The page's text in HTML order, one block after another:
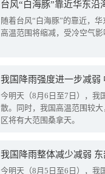
台风“白海豚”靠近华东
随着台风“白海豚”的靠近，
高温范围将缩减，受冷空气影
今明天（8月6日至7日），我
散。同时，我国高温范围较
区将有大范围桑拿天。
我国降雨整体减少减弱
今明天（8月5日至6日），我